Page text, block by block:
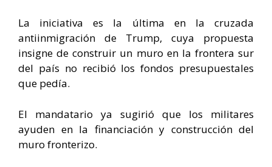
La iniciativa es la última en la cruzada
antiinmigración de Trump, cuya propuesta
insigne de construir un muro en la frontera sur
del país no recibió los fondos presupuestales
que pedía.
El mandatario ya sugirió que los militares
ayuden en la financiación y construcción del
muro fronterizo.